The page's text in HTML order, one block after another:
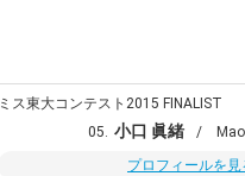
ミス東大コンテスト2015 FINALIST
05. 小口 眞緒
/ Mao
プロフィールを見